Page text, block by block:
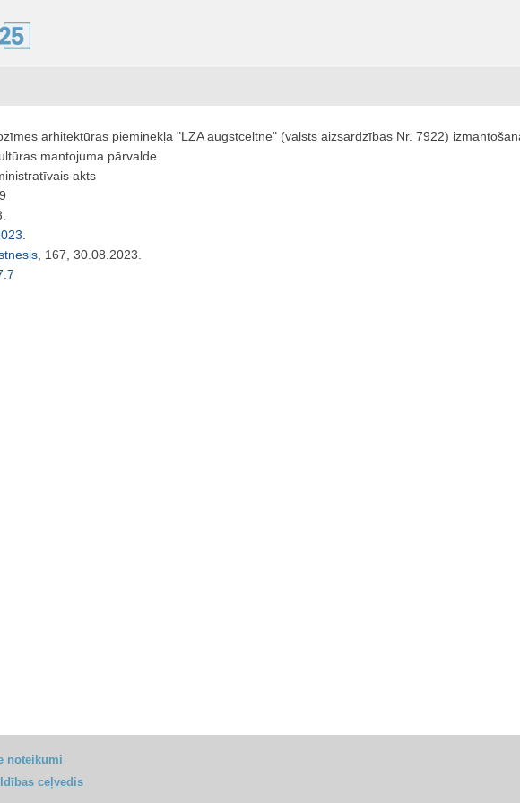
arhitektūras pieminekļa "LZA augstceltne" (valsts aizsardzības Nr. 7922)
mantojuma pārvalde
akts
, 167, 30.08.2023.
noteikumi
ceļvedis